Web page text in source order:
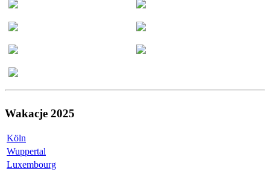
Wakacje 2025
Köln
Wuppertal
Luxembourg